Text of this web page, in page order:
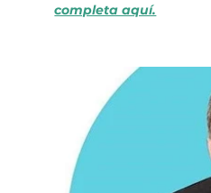
completa aquí.